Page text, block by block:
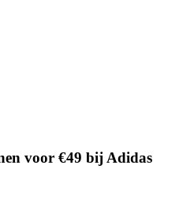
voor €49 bij Adidas